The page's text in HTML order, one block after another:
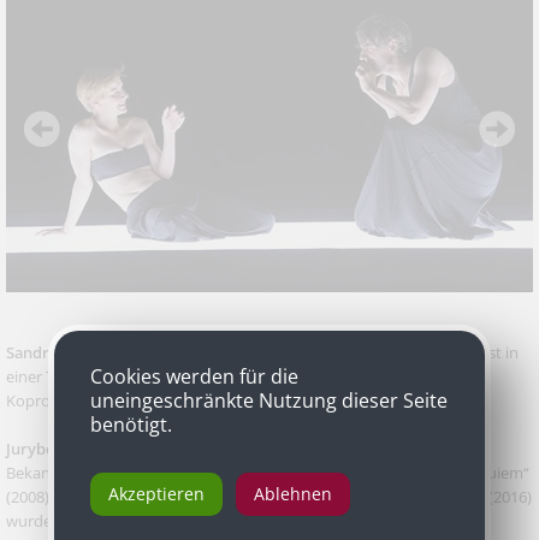
Sandra Hüller
als Penthesilea in „Penthesilea“ von Heinrich von Kleist in
einer Textfassung von Vasco Boenisch, Salzburger Festspiele in
Koproduktion mit dem Schauspielhaus Bochum
Jurybegründung
Bekannt ist Sandra Hüller zunächst als Filmschauspielerin: von „Requiem“
(2008) bis zu Maren Ades Vater-Tochter-Geschichte „Toni Erdmann“ (2016)
wurden Hüllers darstellerische Leistungen auf der Leinwand vielfach
Cookies werden für die
uneingeschränkte Nutzung dieser Seite
benötigt.
Akzeptieren Ablehnen